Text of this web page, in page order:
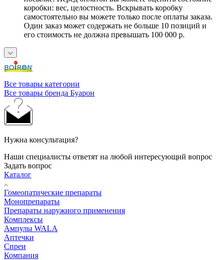
коробки: вес, целостность. Вскрывать коробку
самостоятельно вы можете только после оплаты заказа.
Один заказ может содержать не больше 10 позиций и
его стоимость не должна превышать 100 000 р.
Все товары категории
Все товары бренда Буарон
Нужна консультация?
Наши специалисты ответят на любой интересующий вопрос
Задать вопрос
Каталог
Гомеопатические препараты
Монопрепараты
Препараты наружного применения
Комплексы
Ампулы WALA
Аптечки
Спреи
Компания